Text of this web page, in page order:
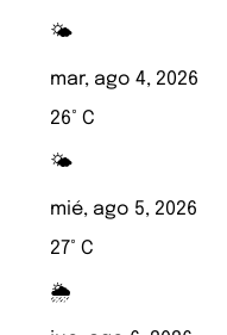
🌤️
mar, ago 4, 2026
26° C
🌤️
mié, ago 5, 2026
27° C
🌦️